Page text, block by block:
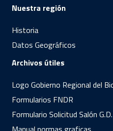
Nuestra región
Historia
Datos Geográficos
Archivos útiles
Logo Gobierno Regional del
Formularios FNDR
Formulario Solicitud Salón